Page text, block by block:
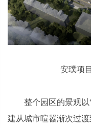
安璞项
整个园区的景观
建从城市喧嚣渐次过